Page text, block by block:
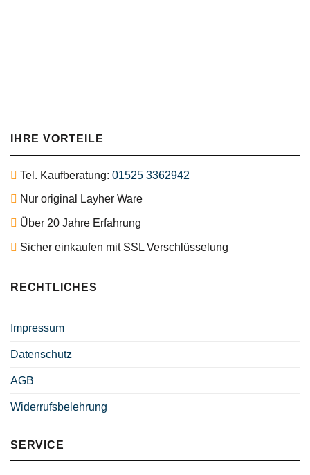
IHRE VORTEILE
Tel. Kaufberatung: 01525 3362942
Nur original Layher Ware
Über 20 Jahre Erfahrung
Sicher einkaufen mit SSL Verschlüsselung
RECHTLICHES
Impressum
Datenschutz
AGB
Widerrufsbelehrung
SERVICE